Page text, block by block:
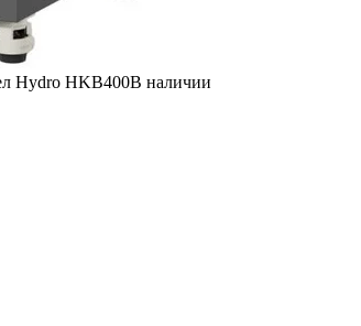
Hydro HKB400В наличии